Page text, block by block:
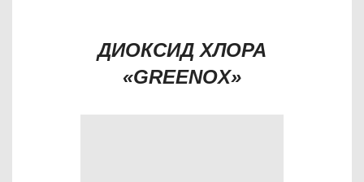
ДИОКСИД ХЛОРА
«GREENOX»